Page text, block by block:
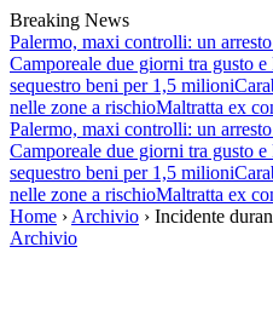
Breaking News
Palermo, maxi controlli: un
Camporeale due giorni tra gusto
sequestro beni per 1,5 milioni
nelle zone a rischioMaltratta ex
Palermo, maxi controlli: un
Camporeale due giorni tra gusto
sequestro beni per 1,5 milioni
nelle zone a rischioMaltratta ex
Home › Archivio › Incidente
Archivio